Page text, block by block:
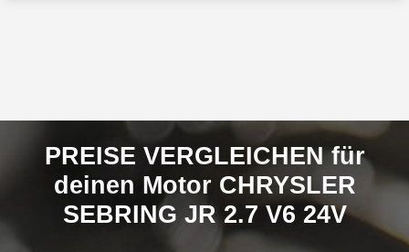
PREISE VERGLEICHEN für
deinen Motor CHRYSLER
SEBRING JR 2.7 V6 24V